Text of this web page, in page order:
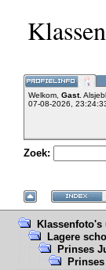
Welkom, Gast.
07-08-2026,
Zoek:
Lagere
Prinses